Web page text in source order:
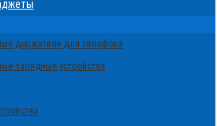
держатели для телефона
зарядные устройства